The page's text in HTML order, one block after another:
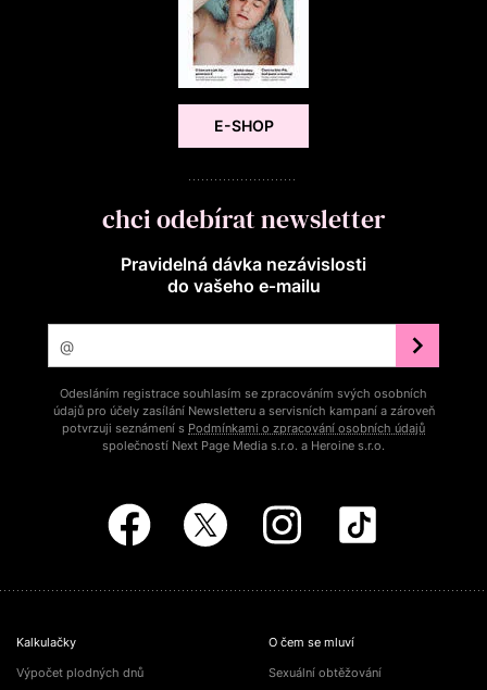
E-SHOP
chci odebírat newsletter
Pravidelná dávka nezávislosti
do vašeho e‑mailu
Odesláním registrace souhlasím se zpracováním svých osobních
údajů pro účely zasílání Newsletteru a servisních kampaní a zároveň
potvrzuji seznámení s Podmínkami o zpracování osobních údajů
společností Next Page Media s.r.o. a Heroine s.r.o.
Kalkulačky
Výpočet plodných dnů
O čem se mluví
Sexuální obtěžování